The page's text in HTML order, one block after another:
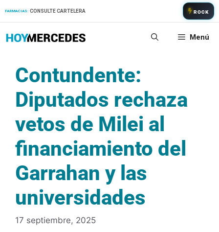
FARMACIAS: CONSULTE CARTELERA ROCK
Menú
Contundente:
Diputados rechaza
vetos de Milei al
financiamiento del
Garrahan y las
universidades
17 septiembre, 2025